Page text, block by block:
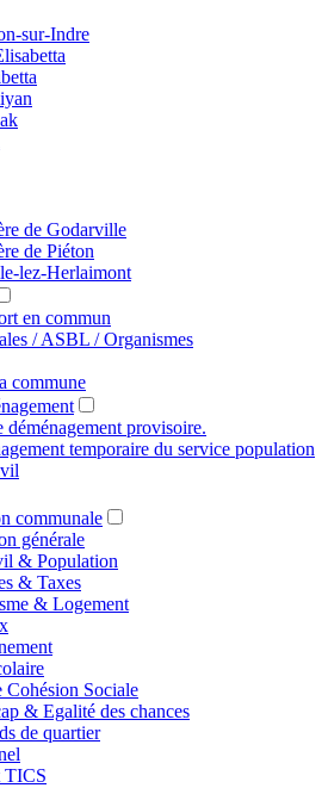
sur-Indre
de Godarville
de Piéton
lez-Herlaimont
en commun
/ ASBL / Organismes
commune
déménagement provisoire.
temporaire du service population
communale
générale
& Population
& Taxes
& Logement
Cohésion Sociale
& Egalité des chances
de quartier
TICS